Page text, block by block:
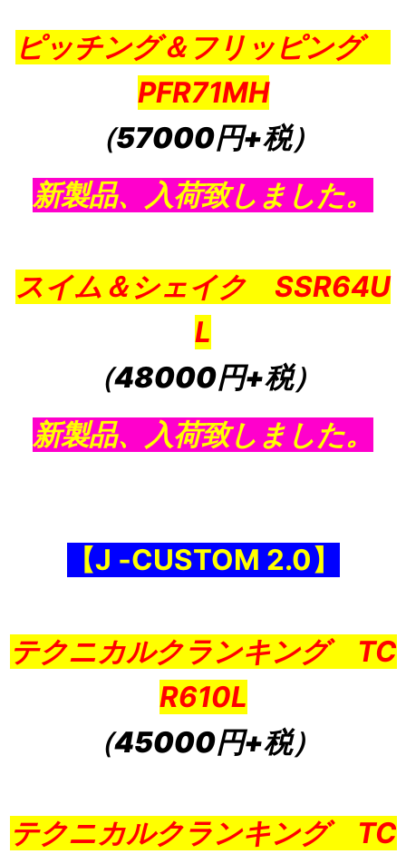
ピッチング＆フリッピング
PFR71MH
（57000円+税）
新製品、入荷致しました。
スイム＆シェイク SSR64U
L
（48000円+税）
新製品、入荷致しました。
【J ‐CUSTOM 2.0】
テクニカルクランキング TC
R610L
（45000円+税）
テクニカルクランキング TC